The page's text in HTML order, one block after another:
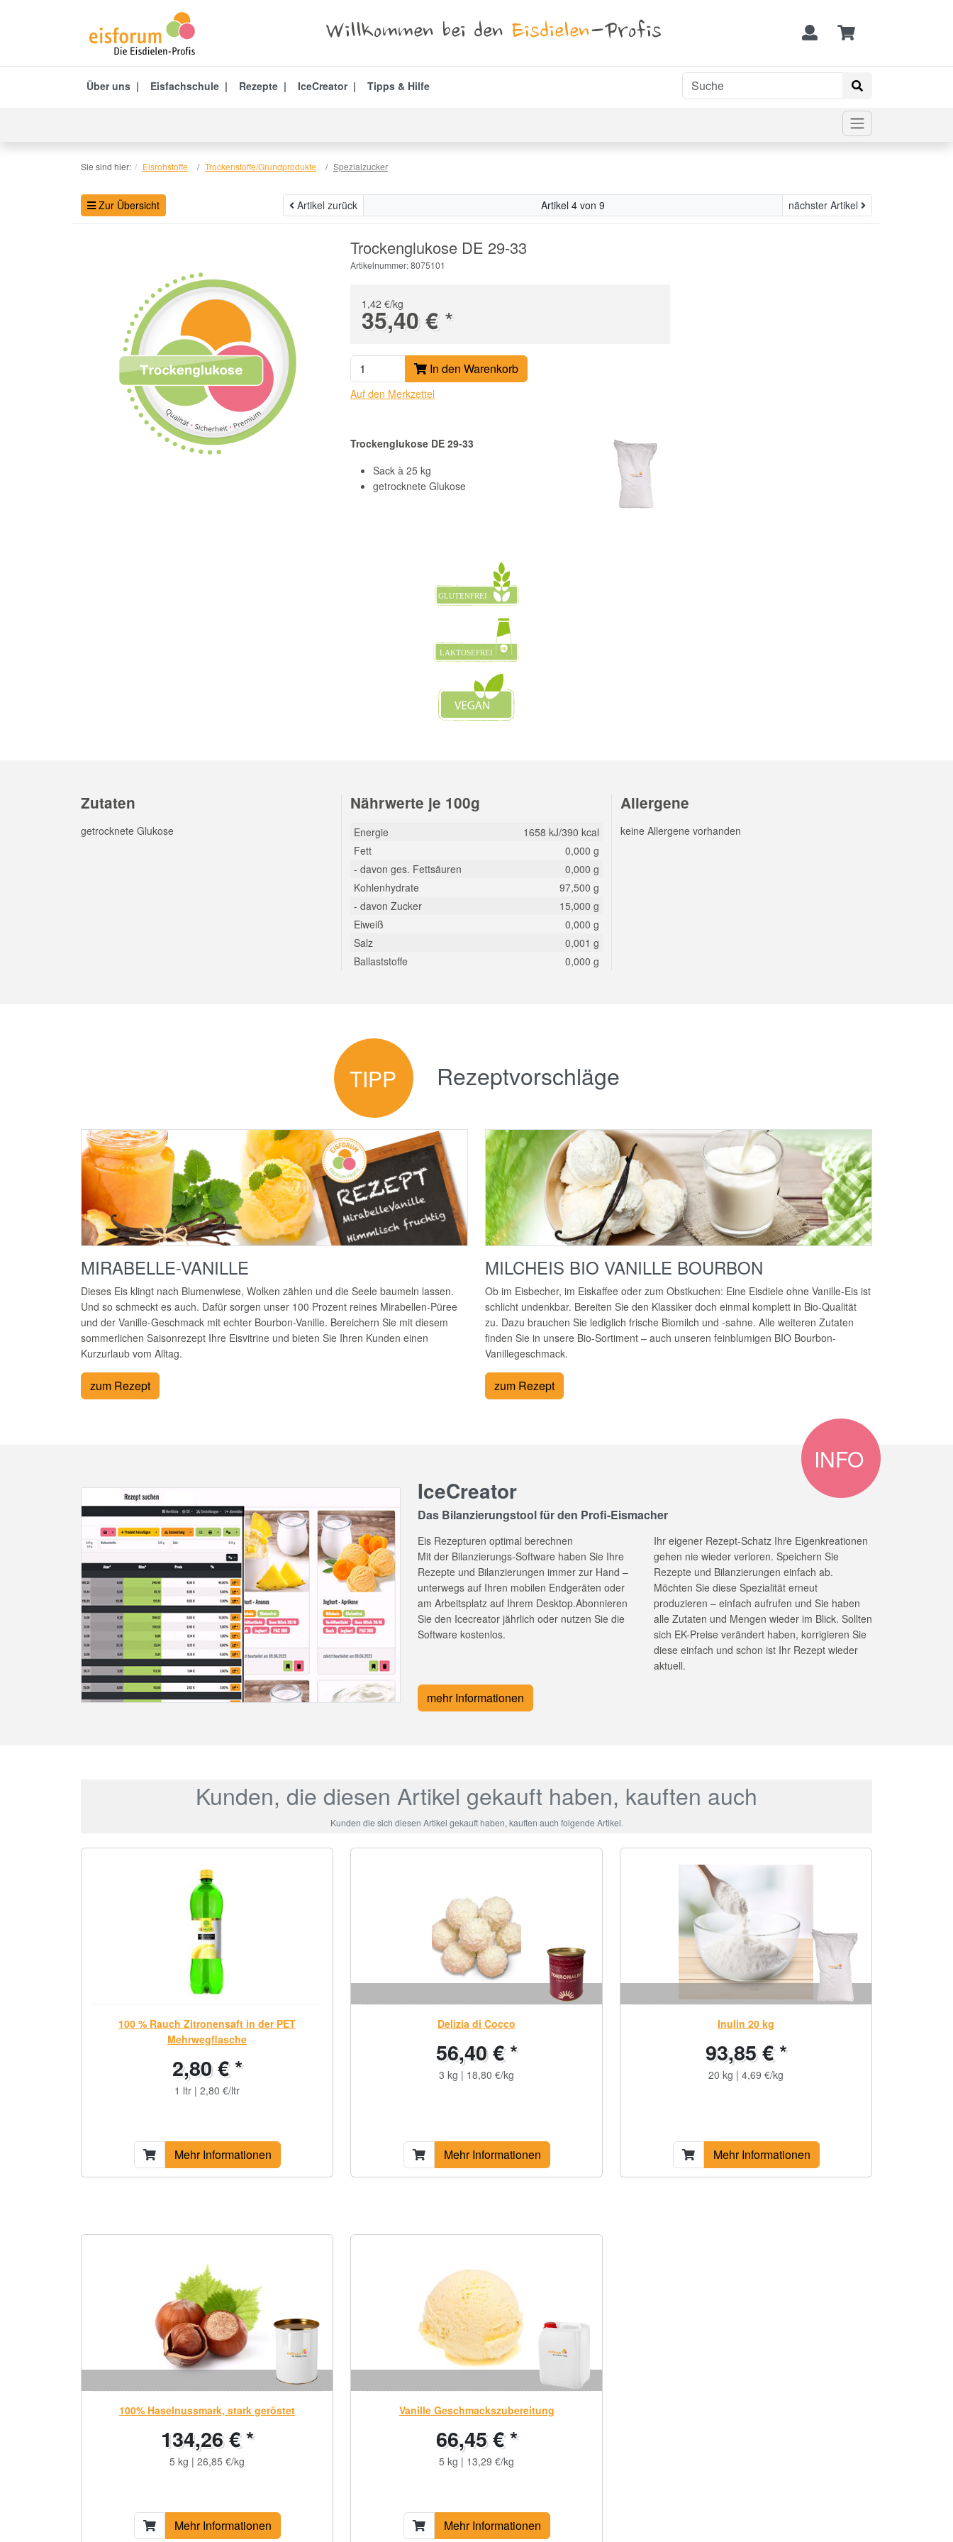
Willkommen bei den Eisdielen-Profis
Über uns Eisfachschule Rezepte IceCreator Tipps & Hilfe
Sie sind hier: Eisrohstoffe Trockenstoffe/Grundprodukte Spezialzucker
Zur Übersicht Artikel zurück Artikel 4 von 9 nächster Artikel
Trockenglukose DE 29-33
Artikelnummer: 8075101
1,42 €/kg
35,40 € *
In den Warenkorb
Auf den Merkzettel
Trockenglukose DE 29-33
Sack à 25 kg
getrocknete Glukose
Zutaten
getrocknete Glukose
Nährwerte je 100g
Energie
1658 kJ/390 kcal
Fett
0,000 g
- davon ges. Fettsäuren
0,000 g
Kohlenhydrate
97,500 g
- davon Zucker
15,000 g
Eiweiß
0,000 g
Salz
0,001 g
Ballaststoffe
0,000 g
Allergene
keine Allergene vorhanden
TIPP Rezeptvorschläge
MIRABELLE-VANILLE
Dieses Eis klingt nach Blumenwiese, Wolken zählen und die Seele baumeln lassen.
Und so schmeckt es auch. Dafür sorgen unser 100 Prozent reines Mirabellen-Püree
und der Vanille-Geschmack mit echter Bourbon-Vanille. Bereichern Sie mit diesem
sommerlichen Saisonrezept Ihre Eisvitrine und bieten Sie Ihren Kunden einen
Kurzurlaub vom Alltag.
zum Rezept
MILCHEIS BIO VANILLE BOURBON
Ob im Eisbecher, im Eiskaffee oder zum Obstkuchen: Eine Eisdiele ohne Vanille-Eis ist
schlicht undenkbar. Bereiten Sie den Klassiker doch einmal komplett in Bio-Qualität
zu. Dazu brauchen Sie lediglich frische Biomilch und -sahne. Alle weiteren Zutaten
finden Sie in unsere Bio-Sortiment – auch unseren feinblumigen BIO Bourbon-
Vanillegeschmack.
zum Rezept
INFO
IceCreator
Das Bilanzierungstool für den Profi-Eismacher
Eis Rezepturen optimal berechnen
Mit der Bilanzierungs-Software haben Sie Ihre
Rezepte und Bilanzierungen immer zur Hand –
unterwegs auf Ihren mobilen Endgeräten oder
am Arbeitsplatz auf Ihrem Desktop.Abonnieren
Sie den Icecreator jährlich oder nutzen Sie die
Software kostenlos.
Ihr eigener Rezept-Schatz Ihre Eigenkreationen
gehen nie wieder verloren. Speichern Sie
Rezepte und Bilanzierungen einfach ab.
Möchten Sie diese Spezialität erneut
produzieren – einfach aufrufen und Sie haben
alle Zutaten und Mengen wieder im Blick. Sollten
sich EK-Preise verändert haben, korrigieren Sie
diese einfach und schon ist Ihr Rezept wieder
aktuell.
mehr Informationen
Kunden, die diesen Artikel gekauft haben, kauften auch
Kunden die sich diesen Artikel gekauft haben, kauften auch folgende Artikel.
100 % Rauch Zitronensaft in der PET
Mehrwegflasche
2,80 € *
1 ltr | 2,80 €/ltr
Mehr Informationen
Delizia di Cocco
56,40 € *
3 kg | 18,80 €/kg
Mehr Informationen
Inulin 20 kg
93,85 € *
20 kg | 4,69 €/kg
Mehr Informationen
100% Haselnussmark, stark geröstet
134,26 € *
5 kg | 26,85 €/kg
Mehr Informationen
Vanille Geschmackszubereitung
66,45 € *
5 kg | 13,29 €/kg
Mehr Informationen